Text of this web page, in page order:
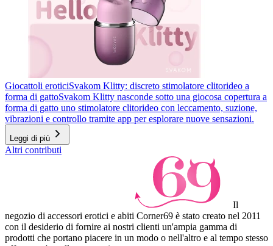
Giocattoli eroticiSvakom Klitty: discreto stimolatore clitorideo a
forma di gattoSvakom Klitty nasconde sotto una giocosa copertura a
forma di gatto uno stimolatore clitorideo con leccamento, suzione,
vibrazioni e controllo tramite app per esplorare nuove sensazioni.
Leggi di più
Altri contributi
Il
negozio di accessori erotici e abiti Corner69 è stato creato nel 2011
con il desiderio di fornire ai nostri clienti un'ampia gamma di
prodotti che portano piacere in un modo o nell'altro e al tempo stesso